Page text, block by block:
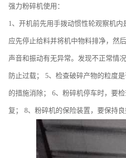
强力粉碎机使用：
1、开机前先用手拨动惯性轮观察机内
应先停止给料并将机中物料排净，然
声音和振动有无异常。发现不正常情
防止过载； 5、检查破碎产物的粒度
的措施消除； 6、粉碎机停车时，要
复； 8、粉碎机的保险装置，要保持